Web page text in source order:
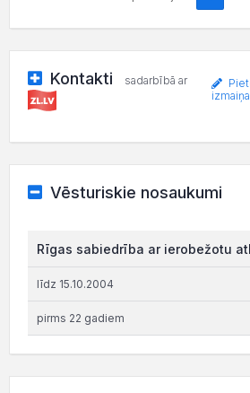
Kontakti sadarbībā ar
Vēsturiskie nosaukumi
Rīgas sabiedrība ar ierobežotu
līdz 15.10.2004
pirms 22 gadiem